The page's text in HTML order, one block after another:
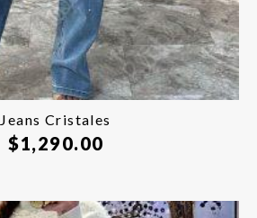
Jeans Cristales
$1,290.00